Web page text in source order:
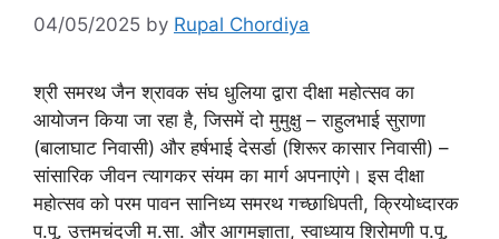
04/05/2025 by Rupal Chordiya
श्री समरथ जैन श्रावक संघ धुलिया द्वारा दीक्षा महोत्सव का
आयोजन किया जा रहा है, जिसमें दो मुमुक्षु – राहुलभाई सुराणा
(बालाघाट निवासी) और हर्षभाई देसर्डा (शिरूर कासार निवासी) –
सांसारिक जीवन त्यागकर संयम का मार्ग अपनाएंगे। इस दीक्षा
महोत्सव को परम पावन सानिध्य समरथ गच्छाधिपती, क्रियोध्दारक
प.पू. उत्तमचंदजी म.सा. और आगमज्ञाता, स्वाध्याय शिरोमणी प.पू.